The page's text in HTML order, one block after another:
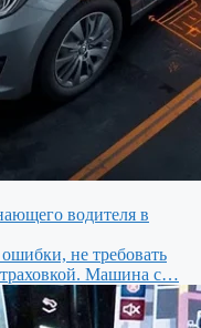
водителя в
не требовать
Машина с…